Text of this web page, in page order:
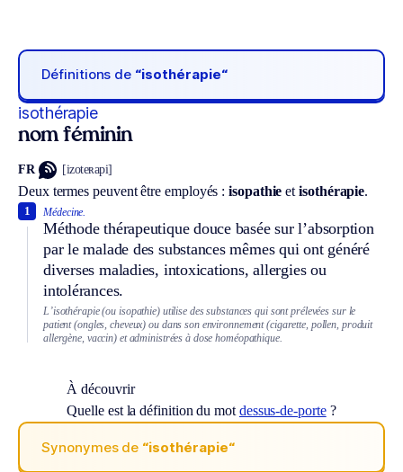
Définitions de “isothérapie“
isothérapie
nom féminin
FR [izoteʀapi]
Deux termes peuvent être employés :isopathieetisothérapie.
Médecine.
Méthode thérapeutique douce basée sur l’absorption
par le malade des substances mêmes qui ont généré
diverses maladies, intoxications, allergies ou
intolérances.
1
L’isothérapie (ou isopathie) utilise des substances qui sont prélevées sur le
patient (ongles, cheveux) ou dans son environnement (cigarette, pollen, produit
allergène, vaccin) et administrées à dose homéopathique.
À découvrir
Quelle est la définition du mot dessus-de-porte?
Synonymes de “isothérapie“